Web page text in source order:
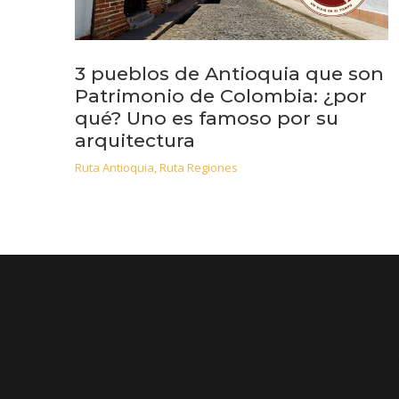
3 pueblos de Antioquia que son
Patrimonio de Colombia: ¿por
qué? Uno es famoso por su
arquitectura
Ruta Antioquia,Ruta Regiones